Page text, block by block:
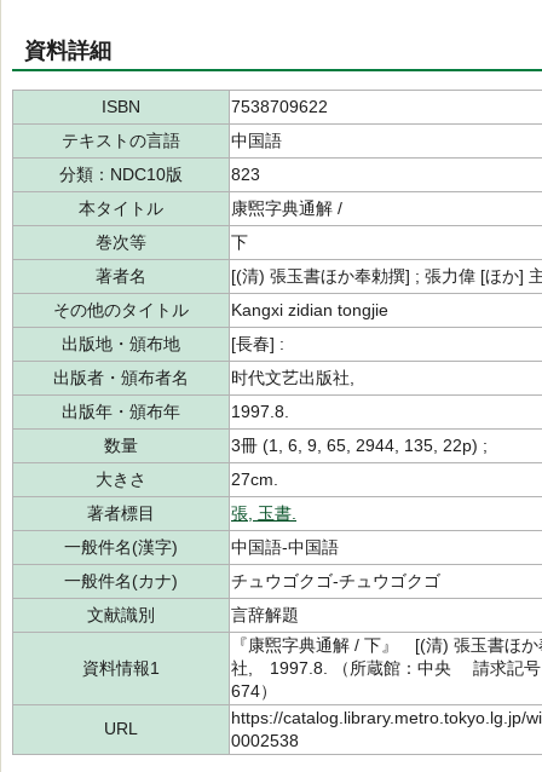
資料詳細
ISBN
7538709622
テキストの言語
中国語
分類：NDC10版
823
本タイトル
康煕字典通解 /
巻次等
下
著者名
[(清) 張玉書ほか奉勅撰] ; 張力偉 [ほか]
その他のタイトル
Kangxi zidian tongjie
出版地・頒布地
[長春] :
出版者・頒布者名
时代文艺出版社,
出版年・頒布年
1997.8.
数量
3冊 (1, 6, 9, 65, 2944, 135, 22p) ;
大きさ
27cm.
著者標目
張, 玉書.
一般件名(漢字)
中国語-中国語
一般件名(カナ)
チュウゴクゴ-チュウゴクゴ
文献識別
言辞解題
資料情報1
『康煕字典通解 / 下』 [(清) 張玉書ほ
社, 1997.8. （所蔵館：中央 請求記
674）
URL
https://catalog.library.metro.tokyo.lg.jp/
0002538